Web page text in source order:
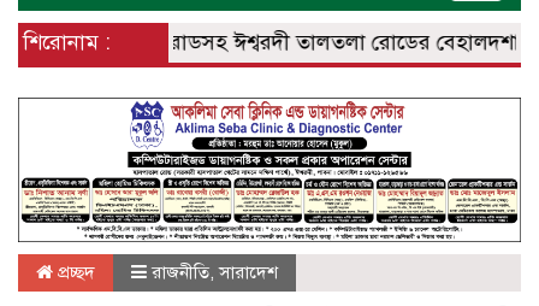
শিরোনাম :
– বানেশ্বর রোডসহ ঈশ্বরদী তালতলা রোডের বেহালদশা
প্রচ্ছদ রাজনীতি,সারাদেশ